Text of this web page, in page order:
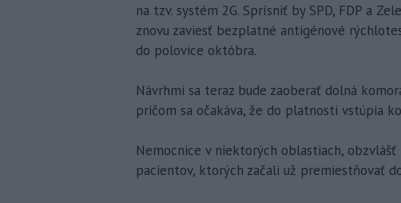
na tzv. systém 2G. Sprísniť by SPD, FDP a
znovu zaviesť bezplatné antigénové
do polovice októbra.
Návrhmi sa teraz bude zaoberať dolná
pričom sa očakáva, že do platnosti vstúpia
Nemocnice v niektorých oblastiach, obzvlášť
pacientov, ktorých začali už premiestňovať